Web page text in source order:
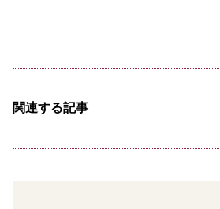
関連する記事